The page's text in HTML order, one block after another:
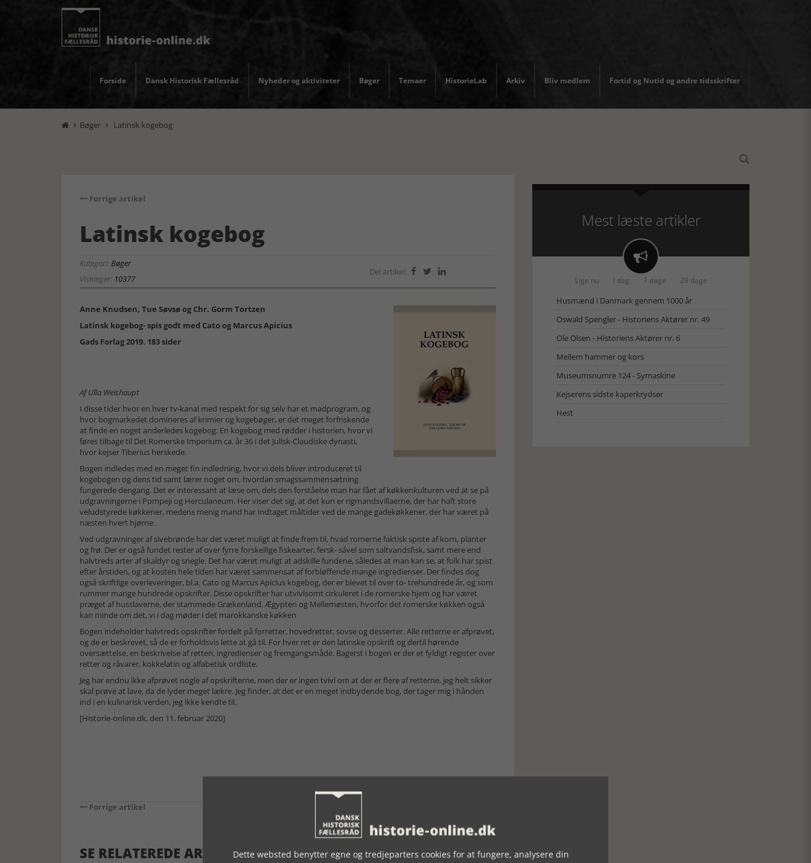
Forside Dansk Historisk Fællesråd Nyheder og aktiviteter Bøger Temaer HistorieLab Arkiv Bliv medlem Fortid og Nutid og andre tidsskrifter
 Bøger  Latinsk kogebog

Forrige artikel
Latinsk kogebog
Kategori:Bøger
Visninger: 10377
Del artikel:   
Anne Knudsen, Tue Søvsø og Chr. Gorm Tortzen
Latinsk kogebog- spis godt med Cato og Marcus Apicius
Gads Forlag 2019. 183 sider
Af Ulla Weishaupt
I disse tider hvor en hver tv-kanal med respekt for sig selv har et madprogram, og
hvor bogmarkedet domineres af krimier og kogebøger, er det meget forfriskende
at finde en noget anderledes kogebog. En kogebog med rødder i historien, hvor vi
føres tilbage til Det Romerske Imperium ca. år 36 i det Julisk-Claudiske dynasti,
hvor kejser Tiberius herskede.
Bogen indledes med en meget fin indledning, hvor vi dels bliver introduceret til
kogebogen og dens tid samt lærer noget om, hvordan smagssammensætning
fungerede dengang. Det er interessant at læse om, dels den forståelse man har fået af køkkenkulturen ved at se på
udgravningerne i Pompeji og Herculaneum. Her viser det sig, at det kun er rigmandsvillaerne, der har haft store
veludstyrede køkkener, medens menig mand har indtaget måltider ved de mange gadekøkkener, der har været på
næsten hvert hjørne.
Ved udgravninger af sivebrønde har det været muligt at finde frem til, hvad romerne faktisk spiste af korn, planter
og frø. Der er også fundet rester af over fyrre forskellige fiskearter, fersk- såvel som saltvandsfisk, samt mere end
halvtreds arter af skaldyr og snegle. Det har været muligt at adskille fundene, således at man kan se, at folk har spist
efter årstiden, og at kosten hele tiden har været sammensat af forbløffende mange ingredienser. Der findes dog
også skriftlige overleveringer, bl.a. Cato og Marcus Apicius kogebog, der er blevet til over to- trehundrede år, og som
rummer mange hundrede opskrifter. Disse opskrifter har utvivlsomt cirkuleret i de romerske hjem og har været
præget af husslaverne, der stammede Grækenland, Ægypten og Mellemøsten, hvorfor det romerske køkken også
kan minde om det, vi i dag møder i det marokkanske køkken
Bogen indeholder halvtreds opskrifter fordelt på forretter, hovedretter, sovse og desserter. Alle retterne er afprøvet,
og de er beskrevet, så de er forholdsvis lette at gå til. For hver ret er den latinske opskrift og dertil hørende
oversættelse, en beskrivelse af retten, ingredienser og fremgangsmåde. Bagerst i bogen er der et fyldigt register over
retter og råvarer, kokkelatin og alfabetisk ordliste.
Jeg har endnu ikke afprøvet nogle af opskrifterne, men der er ingen tvivl om at der er flere af retterne, jeg helt sikker
skal prøve at lave, da de lyder meget lækre. Jeg finder, at det er en meget indbydende bog, der tager mig i hånden
ind i en kulinarisk verden, jeg ikke kendte til.
[Historie-online.dk, den 11. februar 2020]
Forrige artikel
SE RELATEREDE ARTIKLER
Mest læste artikler

Lige nu I dag 7 dage 28 dage
Husmænd i Danmark gennem 1000 år
Oswald Spengler - Historiens Aktører nr. 49
Ole Olsen - Historiens Aktører nr. 6
Mellem hammer og kors
Museumsnumre 124 - Symaskine
Kejserens sidste kaperkrydser
Hest
Dette websted benytter egne og tredjeparters cookies for at fungere, analysere din